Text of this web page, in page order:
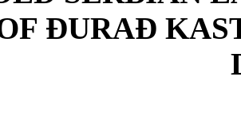
ĐURAĐ